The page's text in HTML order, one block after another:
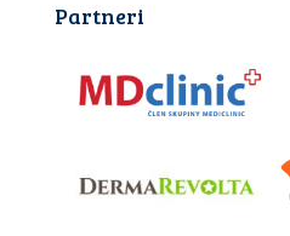
Partneri